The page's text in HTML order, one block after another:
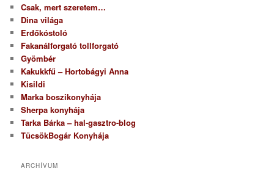
Csak, mert szeretem…
Dina világa
Erdőkóstoló
Fakanálforgató tollforgató
Gyömbér
Kakukkfű – Hortobágyi Anna
Kisildi
Marka boszikonyhája
Sherpa konyhája
Tarka Bárka – hal-gasztro-blog
TücsökBogár Konyhája
ARCHÍVUM